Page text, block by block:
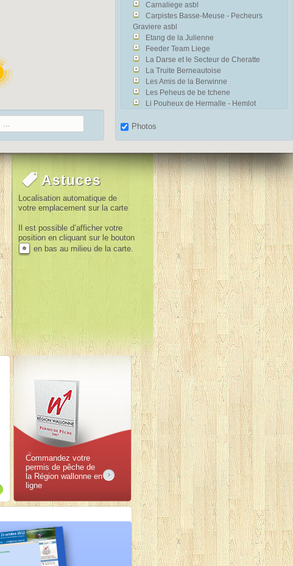
Carnaliege asbl
Carpistes Basse-Meuse - Pecheurs
Graviere asbl
Etang de la Julienne
Feeder Team Liege
La Darse et le Secteur de Cheratte
La Truite Berneautoise
Les Amis de la Berwinne
Les Peheus de be tchene
Li Pouheux de Hermalle - Hemlot
Peche, Nature et Environnement asbl
Pecheurs du Confluent - Comblain
(Les)
Proprietaires des Chalets de la Boucle
de l Ourthe (Les)
Reveil des Pecheurs - Poulseur (Le)
Royal Flotteur Tilffois - Tilff (Le)
Royale Association des Pecheurs de
Pepinster
Ry de Gobry - Mery-Esneux (Le)
Secteur LIXHE - LANAYE
Setche I Betche
Societe &quot;Les Pecheurs du Bas
Geer&quot;
Societe des Pecheurs de la Grotte
Societe Piscicole et Halieutique de
l'Ourthe
Societe Royale des Pecheurs de la
Basse-Meuse Liegeoise asbl
SRPBML - Section Ru d Asse
Vesdre Peche Nature
Epinoches Baisieux (Les)
Amis de la Gaule de Solre-sur-Sambre
(Les)
Ablette Hantes Wiheries(L')
Amicale des Pecheurs Hyon (L')
Brochet Argente Peronnes (Le)
Carnassix Fishing Team
Carpe doree (La)
Feederclub Haut-Escaut
Gaule Montagnarde (La)
Montagnards (Les)
Pecheurs reunis de Spiennes (Les)
Roche pelee (La)
Team Colmic Jeunesse Jemappes
Team Fundys
Truite Campagnarde (La)
Truite danoise (La)
Truite de Bersillies (La)
Photos
Astuces
Localisation automatique de
votre emplacement sur la carte
Il est possible d’afficher votre
position en cliquant sur le bouton
en bas au milieu de la carte.
Commandez votre
permis de pêche de
la Région wallonne en
ligne